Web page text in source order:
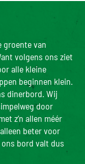
groente van
volgens ons ziet
alle kleine
beginnen klein.
dinerbord. Wij
door
z’n allen méér
beter voor
bord valt dus